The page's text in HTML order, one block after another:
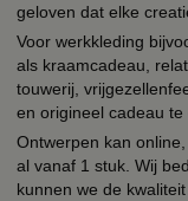
geloven dat elke
Voor werkkleding
als kraamcadeau,
touwerij,
en origineel cadeau te
Ontwerpen kan
al vanaf 1 stuk. Wij
kunnen we de